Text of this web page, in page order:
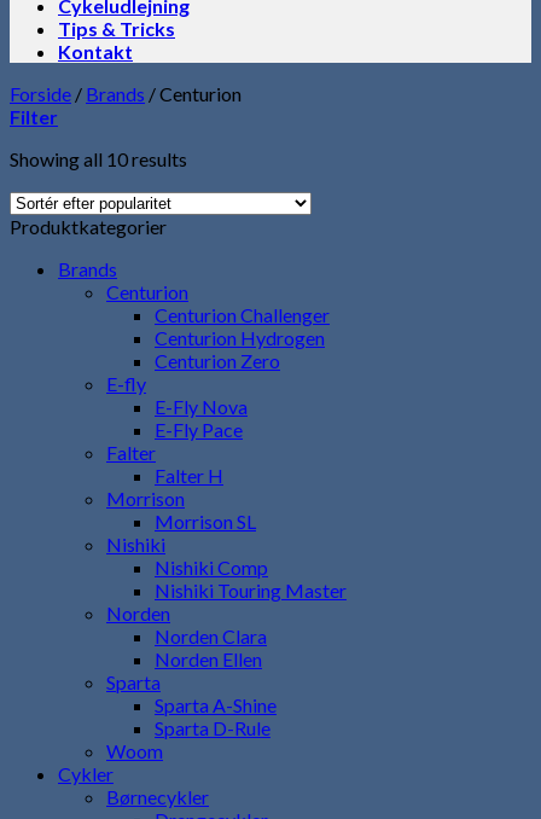
Cykeludlejning
Tips & Tricks
Kontakt
Forside / Brands /Centurion
Filter
Showing all 10 results
Produktkategorier
Brands
Centurion
Centurion Challenger
Centurion Hydrogen
Centurion Zero
E-fly
E-Fly Nova
E-Fly Pace
Falter
Falter H
Morrison
Morrison SL
Nishiki
Nishiki Comp
Nishiki Touring Master
Norden
Norden Clara
Norden Ellen
Sparta
Sparta A-Shine
Sparta D-Rule
Woom
Cykler
Børnecykler